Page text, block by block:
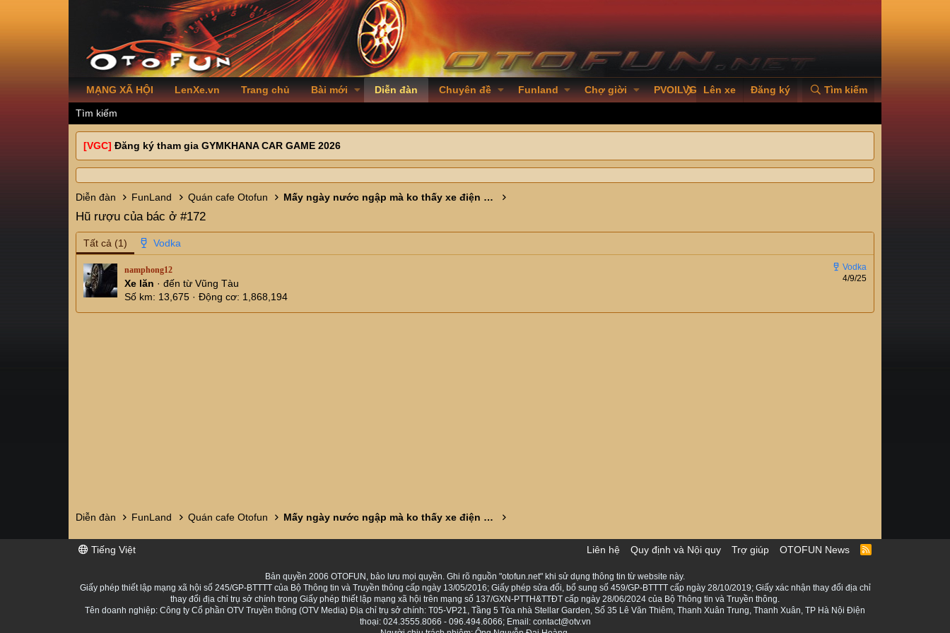
MẠNG XÃ HỘI LenXe.vn Trang chủ Bài mới Diễn đàn Chuyên đề Funland Chợ giời PVOILVGC2026
Lên xe Đăng ký Tìm kiếm
Tìm kiếm
[VGC] Đăng ký tham gia GYMKHANA CAR GAME 2026
Diễn đàn FunLand Quán cafe Otofun Mấy ngày nước ngập mà ko thấy xe điện nào chết máy ?
Hũ rượu của bác ở #172
Tất cả (1)
4/9/25
namphong12
Xe lăn · đến từ Vũng Tàu
Số km
13,675 Động cơ 1,868,194
Diễn đàn FunLand Quán cafe Otofun Mấy ngày nước ngập mà ko thấy xe điện nào chết máy ?
Tiếng Việt Liên hệ Quy định và Nội quy Trợ giúp OTOFUN News
R
Bản quyền 2006 OTOFUN, bảo lưu mọi quyền. Ghi rõ nguồn "otofun.net" khi sử dụng thông tin từ website này.
Giấy phép thiết lập mạng xã hội số 245/GP-BTTTT của Bộ Thông tin và Truyền thông cấp ngày 13/05/2016; Giấy phép sửa đổi, bổ sung số 459/GP-BTTTT cấp ngày 28/10/2019; Giấy xác nhận thay đổi địa chỉ
thay đổi địa chỉ trụ sở chính trong Giấy phép thiết lập mạng xã hội trên mạng số 137/GXN-PTTH&TTĐT cấp ngày 28/06/2024 của Bộ Thông tin và Truyền thông.
Tên doanh nghiệp: Công ty Cổ phần OTV Truyền thông (OTV Media) Địa chỉ trụ sở chính: T05-VP21, Tầng 5 Tòa nhà Stellar Garden, Số 35 Lê Văn Thiêm, Thanh Xuân Trung, Thanh Xuân, TP Hà Nội Điện
thoại: 024.3555.8066 - 096.494.6066; Email: contact@otv.vn